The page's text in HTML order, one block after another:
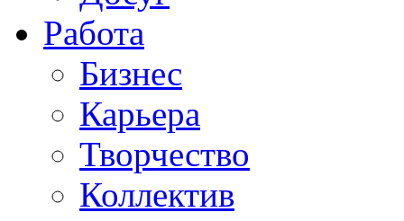
Работа
Бизнес
Карьера
Творчество
Коллектив